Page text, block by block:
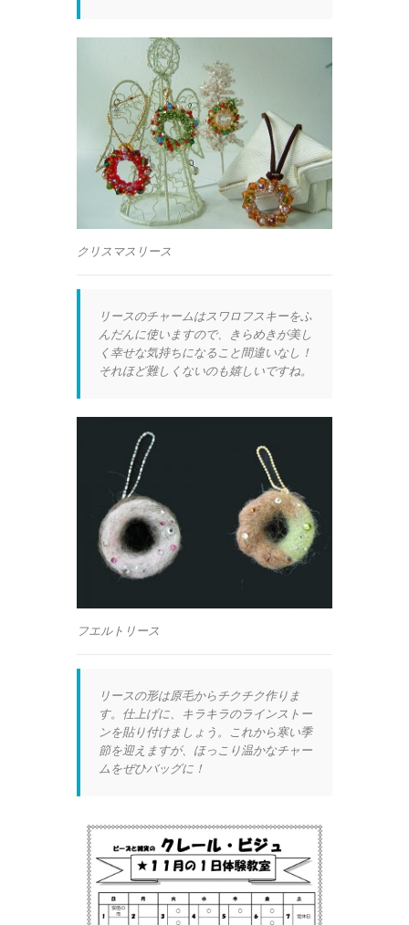
クリスマスリース
リースのチャームはスワロフスキーをふ
んだんに使いますので、きらめきが美し
く幸せな気持ちになること間違いなし！
それほど難しくないのも嬉しいですね。
フエルトリース
リースの形は原毛からチクチク作りま
す。仕上げに、キラキラのラインストー
ンを貼り付けましょう。これから寒い季
節を迎えますが、ほっこり温かなチャー
ムをぜひバッグに！